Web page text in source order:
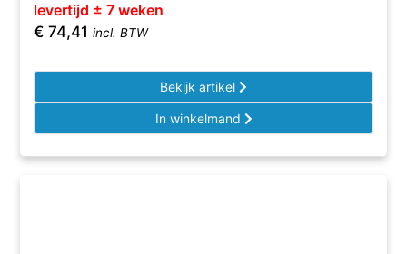
levertijd ± 7 weken
€ 74,41 incl. BTW
Bekijk artikel
In winkelmand